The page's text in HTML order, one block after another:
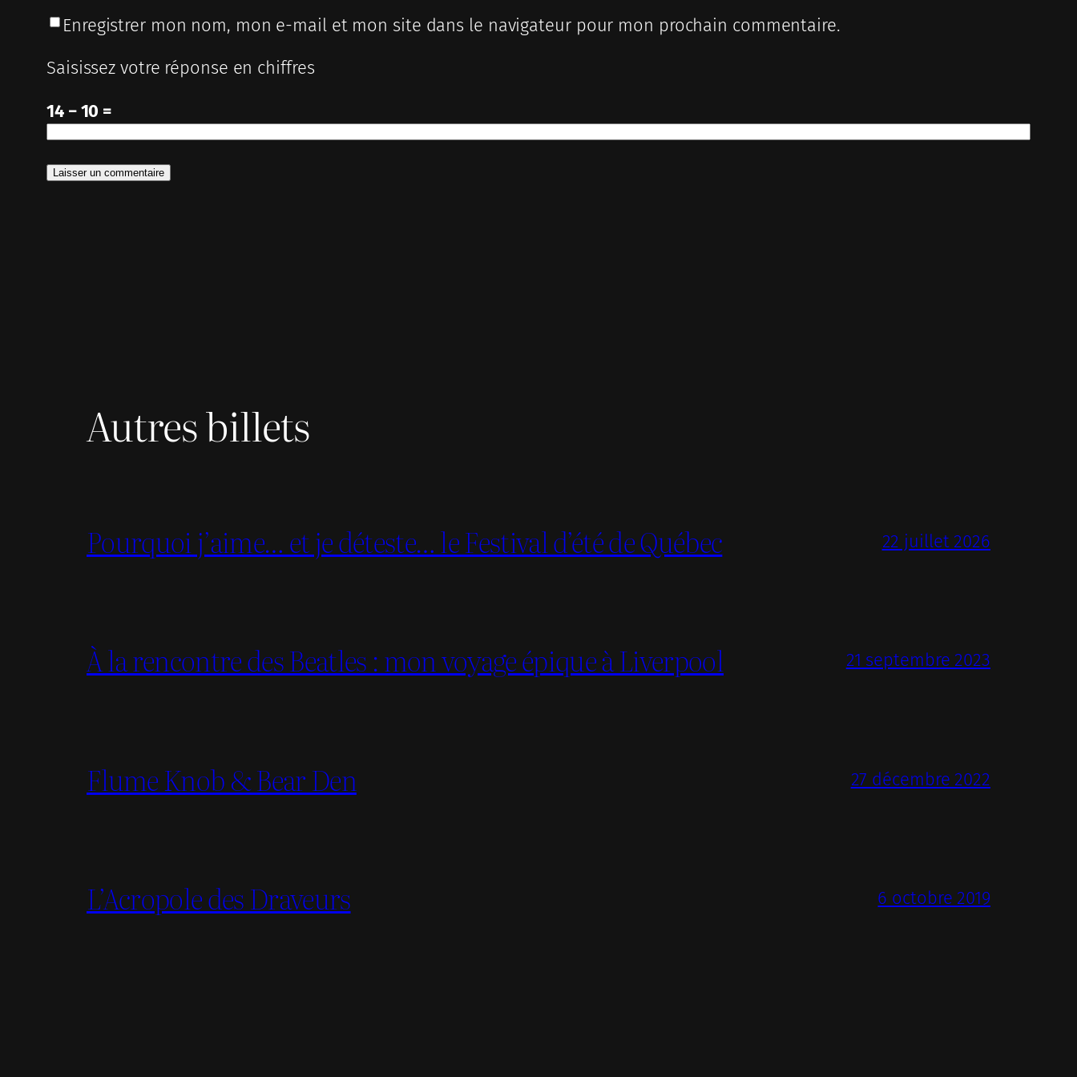
Enregistrer mon nom, mon e-mail et mon site dans le navigateur pour mon prochain commentaire.
Saisissez votre réponse en chiffres
14 − 10 =
Autres billets
Pourquoi j’aime… et je déteste… le Festival d’été de Québec 22 juillet 2026
À la rencontre des Beatles : mon voyage épique à Liverpool 21 septembre 2023
Flume Knob & Bear Den 27 décembre 2022
L’Acropole des Draveurs 6 octobre 2019